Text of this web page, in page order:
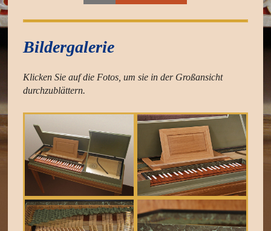
Bildergalerie
Klicken Sie auf die Fotos, um sie in der Großansicht
durchzublättern.